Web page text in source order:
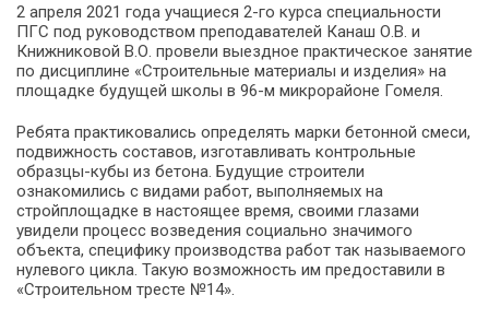
2 апреля 2021 года учащиеся 2-го курса специальности
ПГС под руководством преподавателей Канаш О.В. и
Книжниковой В.О. провели выездное практическое занятие
по дисциплине «Строительные материалы и изделия» на
площадке будущей школы в 96-м микрорайоне Гомеля.
Ребята практиковались определять марки бетонной смеси,
подвижность составов, изготавливать контрольные
образцы-кубы из бетона. Будущие строители
ознакомились с видами работ, выполняемых на
стройплощадке в настоящее время, своими глазами
увидели процесс возведения социально значимого
объекта, специфику производства работ так называемого
нулевого цикла. Такую возможность им предоставили в
«Строительном тресте №14».